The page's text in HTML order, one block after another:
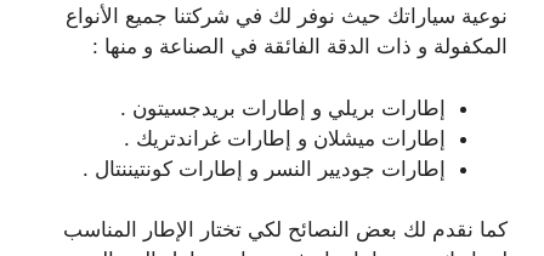
نوعية سياراتك حيث نوفر لك في شركتنا جميع الأنواع
المكفولة و ذات الدقة الفائقة في الصناعة و منها :
إطارات بريلي و إطارات بريدجسيتون .
إطارات ميشلان و إطارات غراندتريك .
إطارات جوديير النسر و إطارات كونتيننتال .
كما نقدم لك بعض النصائح لكي تختار الإطار المناسب